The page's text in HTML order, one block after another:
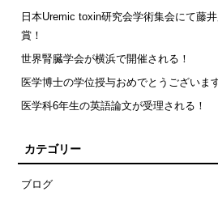
日本Uremic toxin研究会学術集会にて藤
賞！
世界腎臓学会が横浜で開催される！
医学博士の学位授与おめでとうございま
医学科6年生の英語論文が受理される！
カテゴリー
ブログ